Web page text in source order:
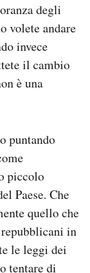
degli
volete andare
invece
il cambio
è una
puntando
piccolo
Paese. Che
quello che
in
le leggi dei
tentare di